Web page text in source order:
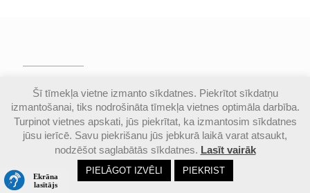
© Valmieras Gaujas krasta vidusskola | Visas
autortiesības aizsargātas |Piekļūstamības
paziņojums
Šī tīmekļa vietne izmanto sīkdatnes. Piekrītot sīkdatņu
izmantošanai, tiks nodrošināta tīmekļa vietnes optimāla darbība.
Turpinot vietnes apskati, jūs piekrītat, ka izmantosim sīkdatnes
jūsu ierīcē. Savu piekrišanu jūs jebkurā laikā varat atsaukt,
nodzēšot saglabātās sīkdatnes. Lasīt vairāk
PIELĀGOT IZVĒLI PIEKRIST
Email Google